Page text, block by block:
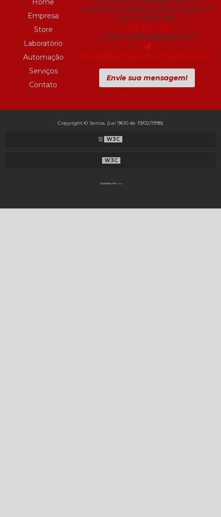
Home
Empresa
Store
Laboratório
Automação
Serviços
Contato
Chácara Califórnia São Paulo SP
CEP: 03317-080
(11) 2391-7391
CNPJ: 6.270.238/0001-13
sercos@sercosautomacao.com.br
Envie sua mensagem!
Copyright © Sercos. (Lei 9610 de 19/02/1998)
W3C
W3C